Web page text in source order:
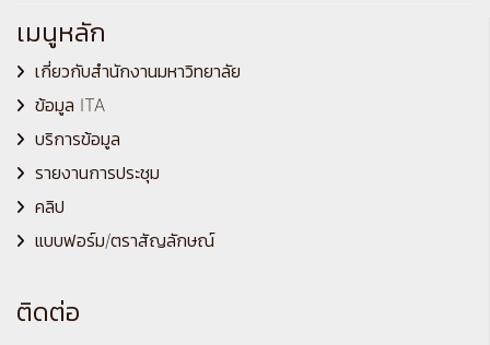
เมนูหลัก
เกี่ยวกับสำนักงานมหาวิทยาลัย
ข้อมูล ITA
บริการข้อมูล
รายงานการประชุม
คลิป
แบบฟอร์ม/ตราสัญลักษณ์
ติดต่อ